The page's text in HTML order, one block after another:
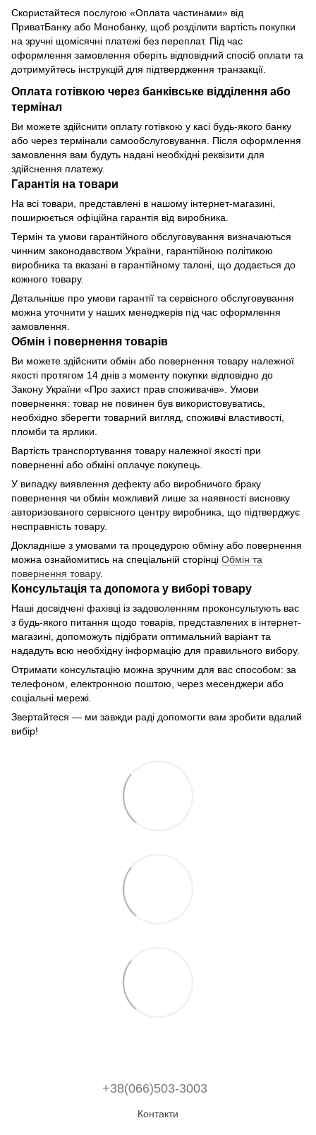
Скористайтеся послугою «Оплата частинами» від
ПриватБанку або Монобанку, щоб розділити вартість покупки
на зручні щомісячні платежі без переплат. Під час
оформлення замовлення оберіть відповідний спосіб оплати та
дотримуйтесь інструкцій для підтвердження транзакції.
Оплата готівкою через банківське відділення або
термінал
Ви можете здійснити оплату готівкою у касі будь-якого банку
або через термінали самообслуговування. Після оформлення
замовлення вам будуть надані необхідні реквізити для
здійснення платежу.
Гарантія на товари
На всі товари, представлені в нашому інтернет-магазині,
поширюється офіційна гарантія від виробника.
Термін та умови гарантійного обслуговування визначаються
чинним законодавством України, гарантійною політикою
виробника та вказані в гарантійному талоні, що додається до
кожного товару.
Детальніше про умови гарантії та сервісного обслуговування
можна уточнити у наших менеджерів під час оформлення
замовлення.
Обмін і повернення товарів
Ви можете здійснити обмін або повернення товару належної
якості протягом 14 днів з моменту покупки відповідно до
Закону України «Про захист прав споживачів». Умови
повернення: товар не повинен був використовуватись,
необхідно зберегти товарний вигляд, споживчі властивості,
пломби та ярлики.
Вартість транспортування товару належної якості при
поверненні або обміні оплачує покупець.
У випадку виявлення дефекту або виробничого браку
повернення чи обмін можливий лише за наявності висновку
авторизованого сервісного центру виробника, що підтверджує
несправність товару.
Докладніше з умовами та процедурою обміну або повернення
можна ознайомитись на спеціальній сторінці Обмін та
повернення товару.
Консультація та допомога у виборі товару
Наші досвідчені фахівці із задоволенням проконсультують вас
з будь-якого питання щодо товарів, представлених в інтернет-
магазині, допоможуть підібрати оптимальний варіант та
нададуть всю необхідну інформацію для правильного вибору.
Отримати консультацію можна зручним для вас способом: за
телефоном, електронною поштою, через месенджери або
соціальні мережі.
Звертайтеся — ми завжди раді допомогти вам зробити вдалий
вибір!
+38(066)503-3003
Контакти